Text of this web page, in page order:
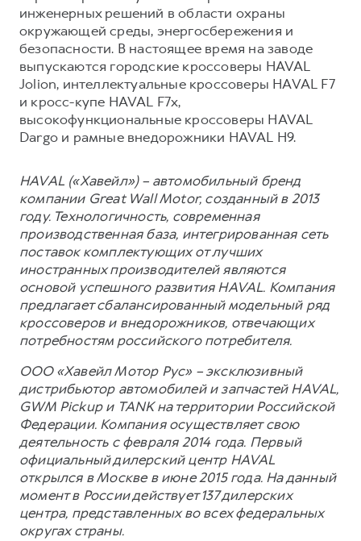
инженерных решений в области охраны
окружающей среды, энергосбережения и
безопасности. В настоящее время на заводе
выпускаются городские кроссоверы HAVAL
Jolion, интеллектуальные кроссоверы HAVAL F7
и кросс-купе HAVAL F7x,
высокофункциональные кроссоверы HAVAL
Dargo и рамные внедорожники HAVAL H9.
HAVAL («Хавейл») – автомобильный бренд
компании Great Wall Motor, созданный в 2013
году. Технологичность, современная
производственная база, интегрированная сеть
поставок комплектующих от лучших
иностранных производителей являются
основой успешного развития HAVAL. Компания
предлагает сбалансированный модельный ряд
кроссоверов и внедорожников, отвечающих
потребностям российского потребителя.
ООО «Хавейл Мотор Рус» – эксклюзивный
дистрибьютор автомобилей и запчастей HAVAL,
GWM Pickup и TANK на территории Российской
Федерации. Компания осуществляет свою
деятельность с февраля 2014 года. Первый
официальный дилерский центр HAVAL
открылся в Москве в июне 2015 года. На данный
момент в России действует 137 дилерских
центра, представленных во всех федеральных
округах страны.